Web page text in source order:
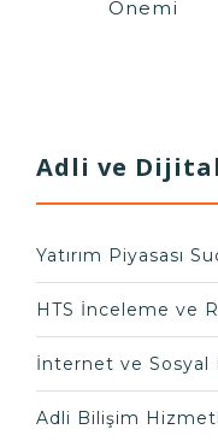
Önemi
Adli ve
Yatırım Piyasası
HTS İnceleme ve
İnternet ve Sosyal
Adli Bilişim